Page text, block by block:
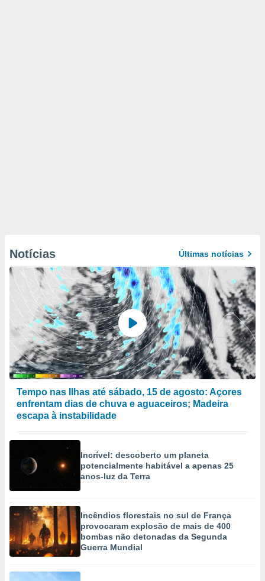
Notícias Últimas notícias
Tempo nas Ilhas até sábado, 15 de agosto: Açores
enfrentam dias de chuva e aguaceiros; Madeira
escapa à instabilidade
Incrível: descoberto um planeta
potencialmente habitável a apenas 25
anos-luz da Terra
Incêndios florestais no sul de França
provocaram explosão de mais de 400
bombas não detonadas da Segunda
Guerra Mundial